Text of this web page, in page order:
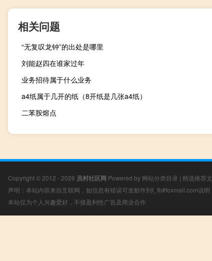
相关问题
“无复叹龙钟”的出处是哪里
刘能赵四在谁家过年
业务招待属于什么业务
a4纸属于几开的纸（8开纸是几张a4纸）
二苯胺熔点
Copyright © 2012 - 2026 员村社区网 Powered by 网站分类目录 | 精选推荐
声明：本站内容来自互联网，如信息有错误可发邮件到f_fb#foxmail.com说
本站仅为个人兴趣爱好，不接盈利性广告及商业合作